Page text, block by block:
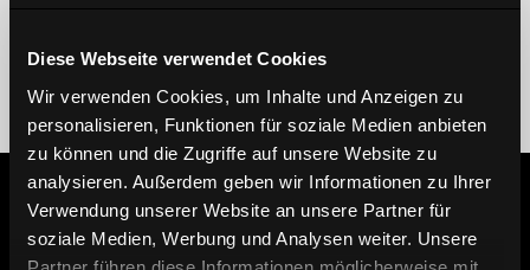
Diese Webseite verwendet Cookies
Wir verwenden Cookies, um Inhalte und Anzeigen zu
personalisieren, Funktionen für soziale Medien anbieten
zu können und die Zugriffe auf unsere Website zu
analysieren. Außerdem geben wir Informationen zu Ihrer
Verwendung unserer Website an unsere Partner für
soziale Medien, Werbung und Analysen weiter. Unsere
Information